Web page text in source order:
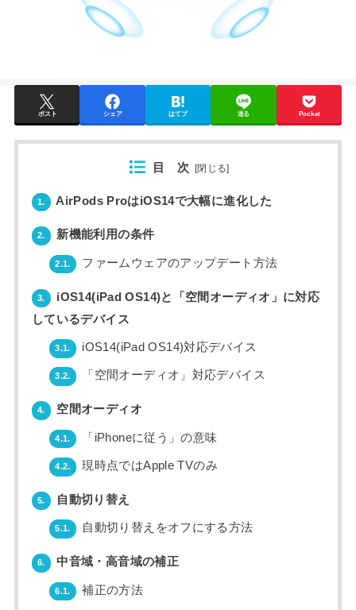
ポスト シェア はてブ 送る Pocket
目 次 [閉じる]
1. AirPods ProはiOS14で大幅に進化した
2. 新機能利用の条件
2.1. ファームウェアのアップデート方法
3.
iOS14(iPad OS14)と「空間オーディオ」に対応
しているデバイス
3.1. iOS14(iPad OS14)対応デバイス
3.2. 「空間オーディオ」対応デバイス
4. 空間オーディオ
4.1. 「iPhoneに従う」の意味
4.2. 現時点ではApple TVのみ
5. 自動切り替え
5.1. 自動切り替えをオフにする方法
6. 中音域・高音域の補正
6.1. 補正の方法